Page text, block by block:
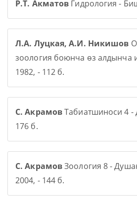
Р.Т. Акматов Гидрология -
Л.А. Луцкая, А.И. Никишов
зоология боюнча өз алдынча
1982, - 112 б.
С. АкрамовТабиатшиноси 4 -
176 б.
С. АкрамовЗоология 8 -
2004, - 144 б.